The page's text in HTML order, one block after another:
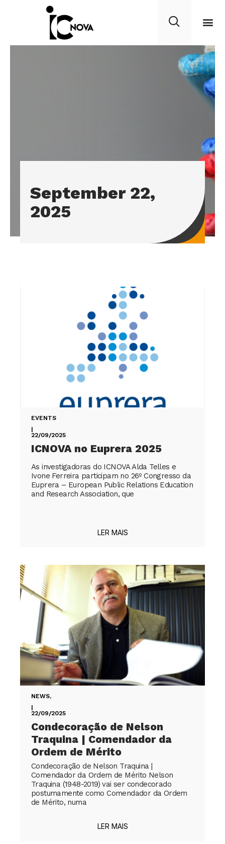
September 22,
2025
EVENTS
|
22/09/2025
ICNOVA no Euprera 2025
As investigadoras do ICNOVA Alda Telles e
Ivone Ferreira participam no 26º Congresso da
Euprera – European Public Relations Education
and Research Association, que
LER MAIS
NEWS,
|
22/09/2025
Condecoração de Nelson
Traquina | Comendador da
Ordem de Mérito
Condecoração de Nelson Traquina |
Comendador da Ordem de Mérito Nelson
Traquina (1948-2019) vai ser condecorado
postumamente como Comendador da Ordem
de Mérito, numa
LER MAIS